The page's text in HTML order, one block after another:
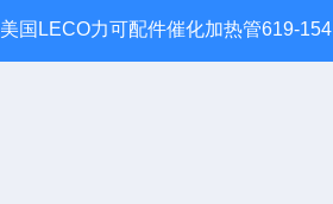
美国LECO力可配件催化加热管619-154